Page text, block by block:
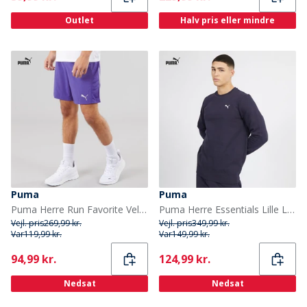
Outlet Halv pris eller mindre
Puma
Puma Herre Run Favorite Velocity 7 Tommer Løbeshorts Lapis Lazuli
Vejl. pris269,99 kr.
Var119,99 kr.
Current
94,99 kr.
Nedsat
Puma
Puma Herre Essentials Lille Logo Rundhals Trøje Mørkeblå
Vejl. pris349,99 kr.
Var149,99 kr.
Current
124,99 kr.
Nedsat